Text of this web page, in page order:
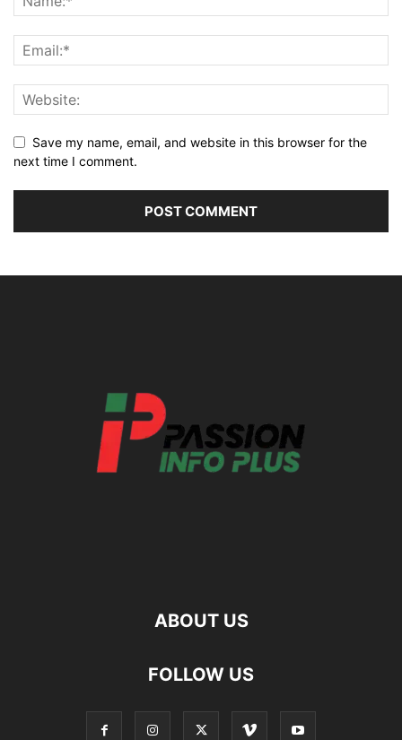
Save my name, email, and website in this browser for the
next time I comment.
ABOUT US
FOLLOW US